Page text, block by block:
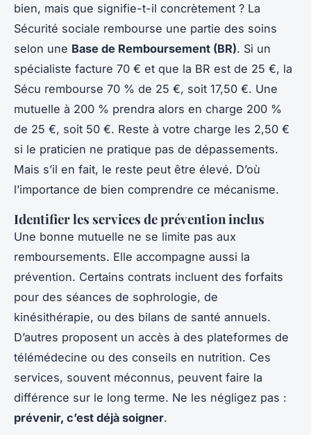
bien, mais que signifie-t-il concrètement ? La
Sécurité sociale rembourse une partie des soins
selon une Base de Remboursement (BR). Si un
spécialiste facture 70 € et que la BR est de 25 €, la
Sécu rembourse 70 % de 25 €, soit 17,50 €. Une
mutuelle à 200 % prendra alors en charge 200 %
de 25 €, soit 50 €. Reste à votre charge les 2,50 €
si le praticien ne pratique pas de dépassements.
Mais s’il en fait, le reste peut être élevé. D’où
l’importance de bien comprendre ce mécanisme.
Identifier les services de prévention inclus
Une bonne mutuelle ne se limite pas aux
remboursements. Elle accompagne aussi la
prévention. Certains contrats incluent des forfaits
pour des séances de sophrologie, de
kinésithérapie, ou des bilans de santé annuels.
D’autres proposent un accès à des plateformes de
télémédecine ou des conseils en nutrition. Ces
services, souvent méconnus, peuvent faire la
différence sur le long terme. Ne les négligez pas :
prévenir, c’est déjà soigner.